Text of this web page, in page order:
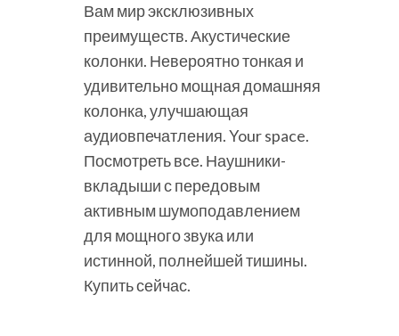
Вам мир эксклюзивных
преимуществ. Акустические
колонки. Невероятно тонкая и
удивительно мощная домашняя
колонка, улучшающая
аудиовпечатления. Your space.
Посмотреть все. Наушники-
вкладыши с передовым
активным шумоподавлением
для мощного звука или
истинной, полнейшей тишины.
Купить сейчас.